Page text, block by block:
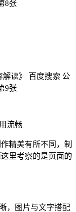
流畅
精美有所不同，制
里考察的是页面的
，图片与文字搭配